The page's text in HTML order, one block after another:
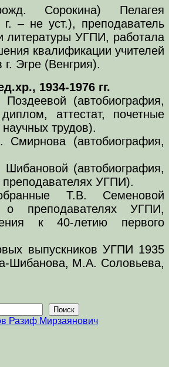
Сорокина) Пелагея
– не уст.), преподаватель
литературы УГПИ, работала
квалификации учителей
г. Эгре (Венгрия).
1934-1976 гг.
(автобиография,
аттестат, почетные
трудов).
(автобиография,
(автобиография,
УГПИ).
Т.В. Семеновой
о преподавателях УГПИ,
к 40-летию первого
выпускников УГПИ 1935
Шибанова, М.А. Соловьева,
Поиск
Разиф Мирзаянович